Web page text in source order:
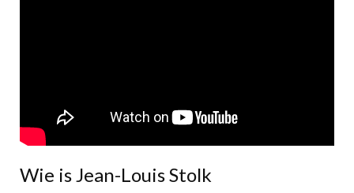
Wie is Jean-Louis Stolk